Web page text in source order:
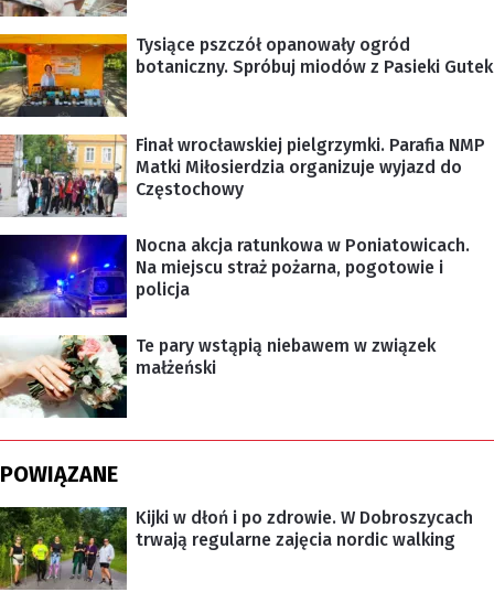
Tysiące pszczół opanowały ogród
botaniczny. Spróbuj miodów z Pasieki Gutek
Finał wrocławskiej pielgrzymki. Parafia NMP
Matki Miłosierdzia organizuje wyjazd do
Częstochowy
Nocna akcja ratunkowa w Poniatowicach.
Na miejscu straż pożarna, pogotowie i
policja
Te pary wstąpią niebawem w związek
małżeński
POWIĄZANE
Kijki w dłoń i po zdrowie. W Dobroszycach
trwają regularne zajęcia nordic walking